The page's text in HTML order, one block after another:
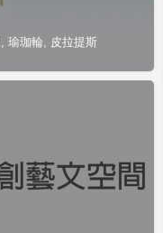
瑜珈輪, 皮拉提斯